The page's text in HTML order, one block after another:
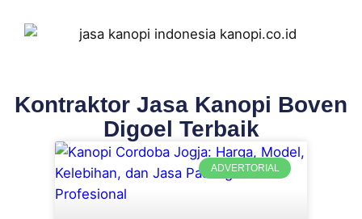
Kontraktor Jasa Kanopi Boven
Digoel Terbaik
ADVERTORIAL